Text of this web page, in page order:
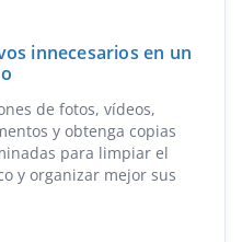
innecesarios en un
de fotos, vídeos,
y obtenga copias
para limpiar el
y organizar mejor sus